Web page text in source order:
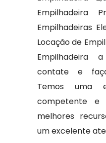
Empilhadeira
Empilhadeiras
Locação de
Empilhadeira
contate e
Temos uma
competente e
melhores
um excelente